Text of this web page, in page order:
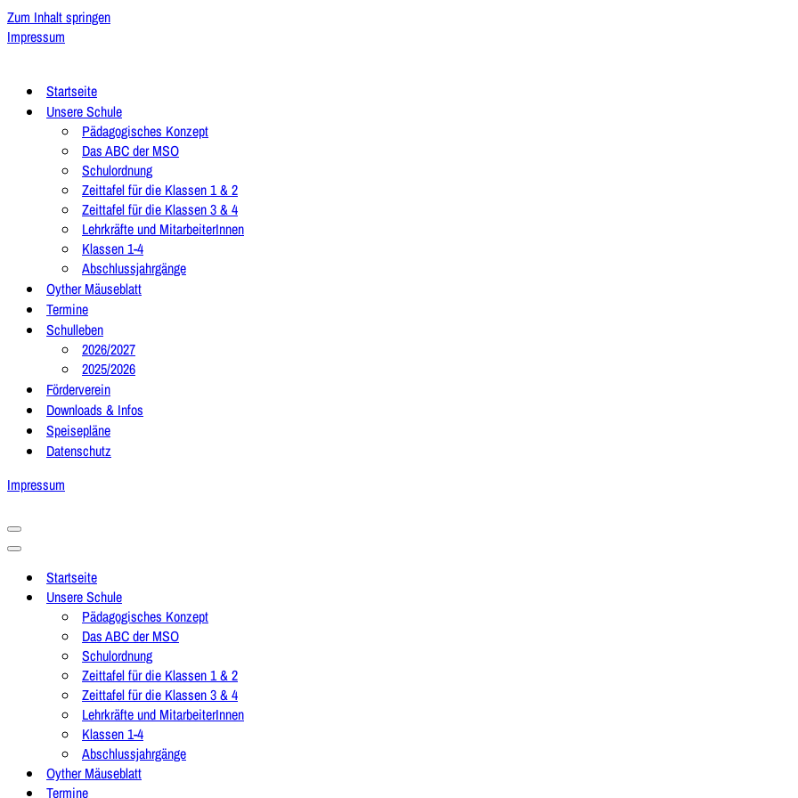
Zum Inhalt springen
Impressum
Startseite
Unsere Schule
Pädagogisches Konzept
Das ABC der MSO
Schulordnung
Zeittafel für die Klassen 1 & 2
Zeittafel für die Klassen 3 & 4
Lehrkräfte und MitarbeiterInnen
Klassen 1-4
Abschlussjahrgänge
Oyther Mäuseblatt
Termine
Schulleben
2026/2027
2025/2026
Förderverein
Downloads & Infos
Speisepläne
Datenschutz
Impressum
Navigationsmenü
Navigationsmenü
Startseite
Unsere Schule
Pädagogisches Konzept
Das ABC der MSO
Schulordnung
Zeittafel für die Klassen 1 & 2
Zeittafel für die Klassen 3 & 4
Lehrkräfte und MitarbeiterInnen
Klassen 1-4
Abschlussjahrgänge
Oyther Mäuseblatt
Termine